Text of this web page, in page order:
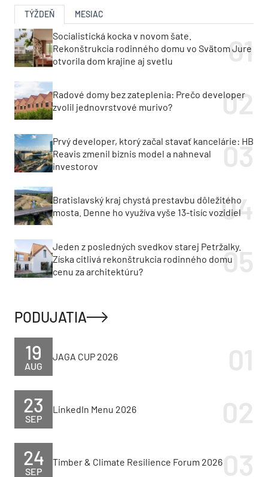
TÝŽDEŇ MESIAC
Socialistická kocka v novom šate.
Rekonštrukcia rodinného domu vo Svätom Jure
otvorila dom krajine aj svetlu
Radové domy bez zateplenia: Prečo developer
zvolil jednovrstvové murivo?
Prvý developer, ktorý začal stavať kancelárie: HB
Reavis zmenil biznis model a nahneval
investorov
Bratislavský kraj chystá prestavbu dôležitého
mosta. Denne ho využíva vyše 13-tisíc vozidiel
Jeden z posledných svedkov starej Petržalky.
Získa citlivá rekonštrukcia rodinného domu
cenu za architektúru?
PODUJATIA
AUG
19 JAGA CUP 2026
SEP
23 LinkedIn Menu 2026
SEP
24 Timber & Climate Resilience Forum 2026